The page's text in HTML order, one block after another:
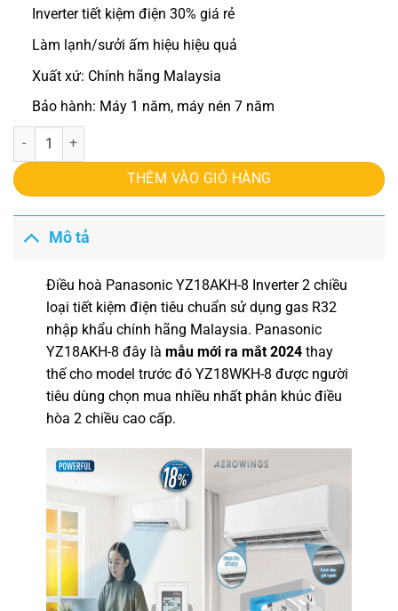
Inverter tiết kiệm điện 30% giá rẻ
Làm lạnh/sưởi ấm hiệu hiệu quả
Xuất xứ: Chính hãng Malaysia
Bảo hành: Máy 1 năm, máy nén 7 năm
Điều hoà Panasonic YZ18AKH-8 Inverter 2 chiều model 2024 số
THÊM VÀO GIỎ HÀNG
Mô tả
Điều hoà Panasonic YZ18AKH-8 Inverter 2 chiều
loại tiết kiệm điện tiêu chuẩn sử dụng gas R32
nhập khẩu chính hãng Malaysia. Panasonic
YZ18AKH-8 đây là mẫu mới ra mắt 2024thay
thế cho model trước đó YZ18WKH-8 được người
tiêu dùng chọn mua nhiều nhất phân khúc điều
hòa 2 chiều cao cấp.